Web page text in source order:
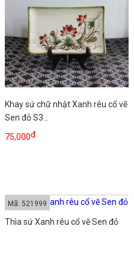
Khay sứ chữ nhật Xanh rêu cổ vẽ
Sen đỏ S3...
75,000đ
Thìa sứ Xanh rêu cổ vẽ Sen đỏ
Mã: 521999